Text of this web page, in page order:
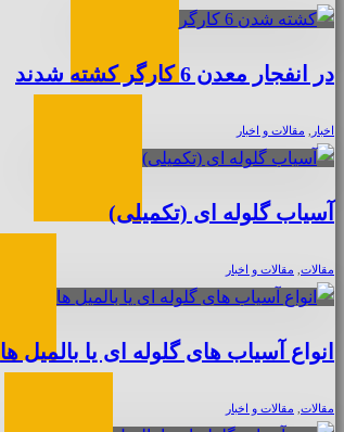
در انفجار معدن 6 کارگر کشته شدند
اخبار , مقالات و اخبار
آسیاب گلوله ای (تکمیلی)
مقالات, مقالات و اخبار
انواع آسیاب های گلوله ای یا بالمیل ها
مقالات, مقالات و اخبار